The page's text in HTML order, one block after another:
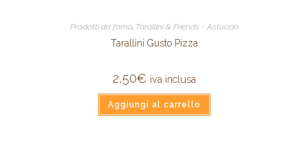
Prodotti da forno, Tarallini & Friends - Astuccio
Tarallini Gusto Pizza
2,50€ iva inclusa
Aggiungi al carrello